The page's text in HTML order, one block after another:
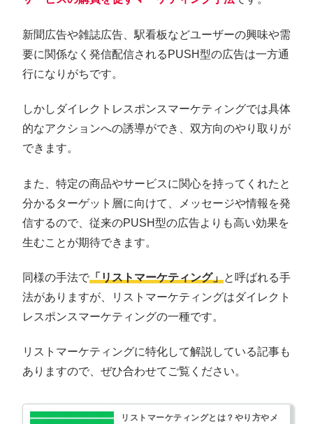
新聞広告や雑誌広告、駅看板などユーザーの興味や需
要に関係なく発信配信されるPUSH型の広告は一方通
行になりがちです。
しかしダイレクトレスポンスマーケティングでは具体
的なアクションへの誘導ができ、双方向のやり取りが
できます。
また、特定の商品やサービスに関心を持ってくれたと
分かるターゲット層に向けて、メッセージや情報を発
信するので、従来のPUSH型の広告よりも高い効果を
生むことが期待できます。
同様の手法で「リストマーケティング」と呼ばれる手
法がありますが、リストマーケティングはダイレクト
レスポンスマーケティングの一種です。
リストマーケティングに特化して解説している記事も
ありますので、ぜひ合わせてご覧ください。
リストマーケティングとは？やり方やメ